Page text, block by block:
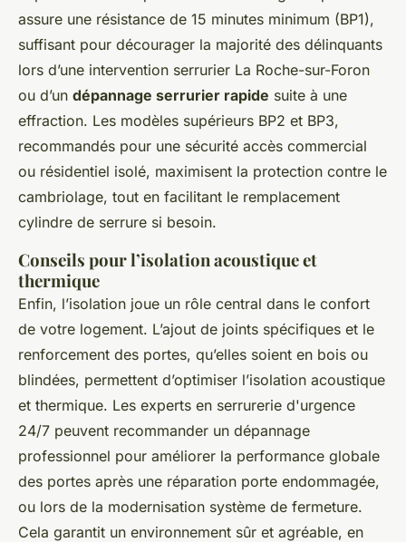
assure une résistance de 15 minutes minimum (BP1),
suffisant pour décourager la majorité des délinquants
lors d’une intervention serrurier La Roche-sur-Foron
ou d’un dépannage serrurier rapide suite à une
effraction. Les modèles supérieurs BP2 et BP3,
recommandés pour une sécurité accès commercial
ou résidentiel isolé, maximisent la protection contre le
cambriolage, tout en facilitant le remplacement
cylindre de serrure si besoin.
Conseils pour l’isolation acoustique et
thermique
Enfin, l’isolation joue un rôle central dans le confort
de votre logement. L’ajout de joints spécifiques et le
renforcement des portes, qu’elles soient en bois ou
blindées, permettent d’optimiser l’isolation acoustique
et thermique. Les experts en serrurerie d'urgence
24/7 peuvent recommander un dépannage
professionnel pour améliorer la performance globale
des portes après une réparation porte endommagée,
ou lors de la modernisation système de fermeture.
Cela garantit un environnement sûr et agréable, en